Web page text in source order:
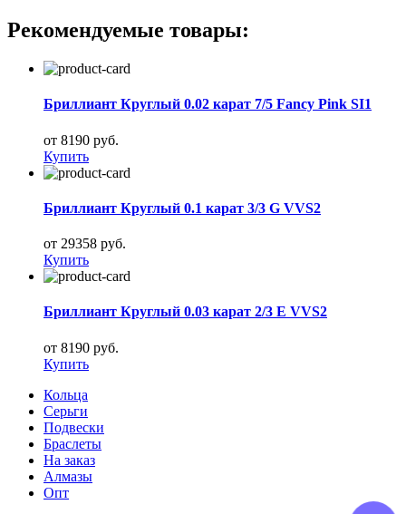
Рекомендуемые товары:
Бриллиант Круглый 0.02 карат 7/5 Fancy Pink SI1
от 8190 руб.
Купить
Бриллиант Круглый 0.1 карат 3/3 G VVS2
от 29358 руб.
Купить
Бриллиант Круглый 0.03 карат 2/3 E VVS2
от 8190 руб.
Купить
Кольца
Серьги
Подвески
Браслеты
На заказ
Алмазы
Опт